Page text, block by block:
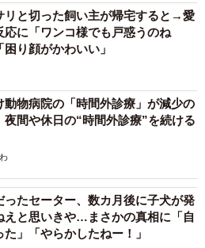
リと切った飼い主が帰宅すると→愛
応に「ワンコ様でも戸惑うのね
困り顔がかわいい」
動物病院の「時間外診療」が減少の
間や休日の“時間外診療”を続ける
ったセーター、数カ月後に子犬が発
と思いきや…まさかの真相に「自
」「やらかしたねー！」